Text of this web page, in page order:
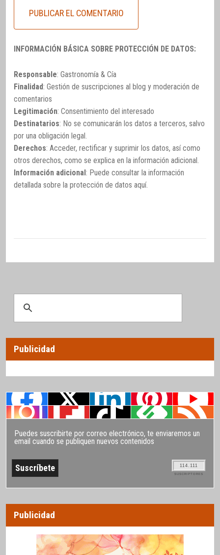
INFORMACIÓN BÁSICA SOBRE PROTECCIÓN DE DATOS:
Responsable: Gastronomía & Cía
Finalidad: Gestión de suscripciones al blog y moderación de
comentarios
Legitimación: Consentimiento del interesado
Destinatarios: No se comunicarán los datos a terceros, salvo
por una obligación legal.
Derechos: Acceder, rectificar y suprimir los datos, así como
otros derechos, como se explica en la información adicional.
Información adicional : Puede consultar la información
detallada sobre la protección de datos aquí.
Publicidad
Puedes suscribirte por correo electrónico, te enviaremos un
email cuando se publiquen nuevos contenidos
114.111
SUSCRIPTORES
Publicidad